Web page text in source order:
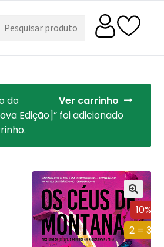
Ver carrinho
do
Edição]” foi adicionado
10%
2 = 3